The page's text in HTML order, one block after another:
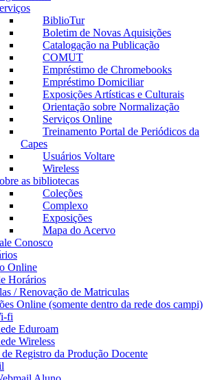
BiblioTur
Boletim de Novas Aquisições
Catalogação na Publicação
COMUT
Empréstimo de Chromebooks
Empréstimo Domiciliar
Exposições Artísticas e Culturais
Orientação sobre Normalização
Serviços Online
Treinamento Portal de Periódicos da
Capes
Usuários Voltare
Wireless
as bibliotecas
Coleções
Complexo
Exposições
Mapa do Acervo
Conosco
Online
Horários
/ Renovação de Matriculas
Online (somente dentro da rede dos campi)
fi
Eduroam
Wireless
de Registro da Produção Docente